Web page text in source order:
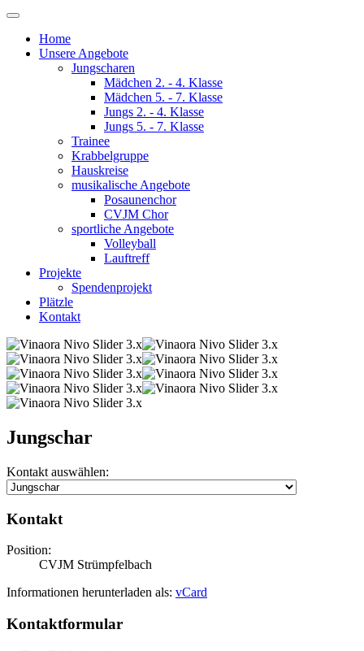
Home
Unsere Angebote
Jungscharen
Mädchen 2. - 4. Klasse
Mädchen 5. - 7. Klasse
Jungs 2. - 4. Klasse
Jungs 5. - 7. Klasse
Trainee
Krabbelgruppe
Hauskreise
musikalische Angebote
Posaunenchor
CVJM Chor
sportliche Angebote
Volleyball
Lauftreff
Projekte
Spendenprojekt
Plätzle
Kontakt
Jungschar
Kontakt auswählen:
Kontakt
Position:
CVJM Strümpfelbach
Informationen herunterladen als: vCard
Kontaktformular